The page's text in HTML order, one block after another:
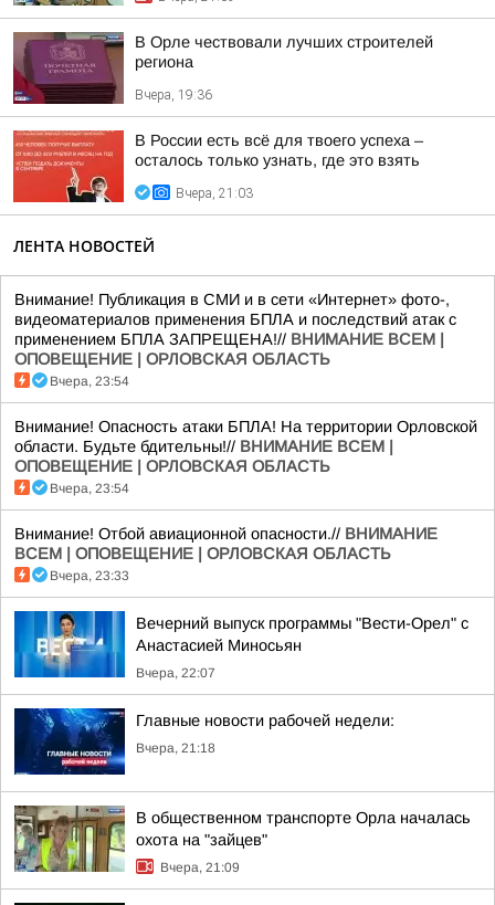
В Орле чествовали лучших строителей
региона
Вчера, 19:36
В России есть всё для твоего успеха –
осталось только узнать, где это взять
Вчера, 21:03
ЛЕНТА НОВОСТЕЙ
Внимание! Публикация в СМИ и в сети «Интернет» фото-,
видеоматериалов применения БПЛА и последствий атак с
применением БПЛА ЗАПРЕЩЕНА!// ВНИМАНИЕ ВСЕМ |
ОПОВЕЩЕНИЕ | ОРЛОВСКАЯ ОБЛАСТЬ
Вчера, 23:54
Внимание! Опасность атаки БПЛА! На территории Орловской
области. Будьте бдительны!// ВНИМАНИЕ ВСЕМ |
ОПОВЕЩЕНИЕ | ОРЛОВСКАЯ ОБЛАСТЬ
Вчера, 23:54
Внимание! Отбой авиационной опасности.// ВНИМАНИЕ
ВСЕМ | ОПОВЕЩЕНИЕ | ОРЛОВСКАЯ ОБЛАСТЬ
Вчера, 23:33
Вечерний выпуск программы "Вести-Орел" с
Анастасией Миносьян
Вчера, 22:07
Главные новости рабочей недели:
Вчера, 21:18
В общественном транспорте Орла началась
охота на "зайцев"
Вчера, 21:09